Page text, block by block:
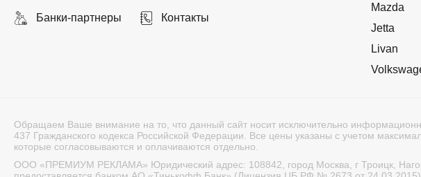
Банки-партнеры Контакты
Mazda
Jetta
Livan
Обращаем Ваше внимание на то, что данный сайт носит исключительно
437 Гражданского кодекса Российской Федерации. Все цены указаны с учетом
которые согласовываются и оплачиваются отдельно.
ООО «ПРЕМИУМ РЕКЛАМА» Юридический адрес: 108842, город Москва, г Троицк,